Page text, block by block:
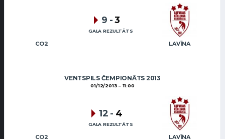
CO2 LAVĪNA
9 -3
GALA REZULTĀTS
VENTSPILS ČEMPIONĀTS 2013
01/12/2013 11:00
CO2 LAVĪNA
12 - 4
GALA REZULTĀTS